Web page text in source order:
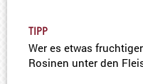
TIPP
Wer es etwas
Rosinen unter den